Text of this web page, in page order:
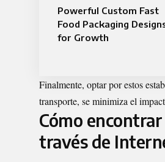
Powerful Custom Fast
Food Packaging
for Growth
Finalmente, optar por estos
transporte, se minimiza el
Cómo
través de